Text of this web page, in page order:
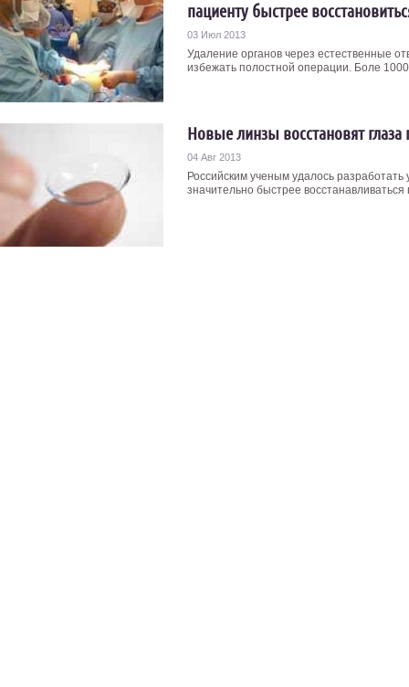
пациенту быстрее
03 Июл 2013
Удаление органов через естественные
избежать полостной операции. Боле
Новые линзы восстановят
04 Авг 2013
Российским ученым удалось
значительно быстрее восстанавливаться